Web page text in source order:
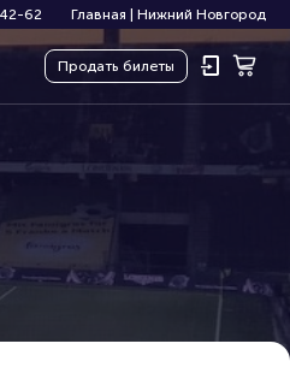
62 Главная Нижний Новгород
Продать билеты